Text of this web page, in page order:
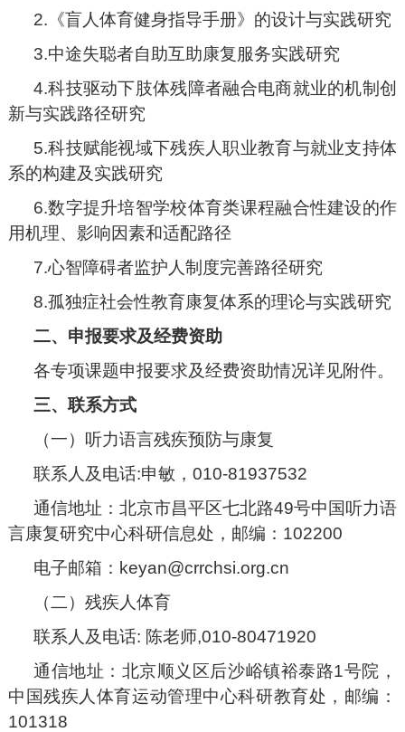
2.《盲人体育健身指导手册》的设计与实践研究
3.中途失聪者自助互助康复服务实践研究
4.科技驱动下肢体残障者融合电商就业的机制创
新与实践路径研究
5.科技赋能视域下残疾人职业教育与就业支持体
系的构建及实践研究
6.数字提升培智学校体育类课程融合性建设的作
用机理、影响因素和适配路径
7.心智障碍者监护人制度完善路径研究
8.孤独症社会性教育康复体系的理论与实践研究
二、申报要求及经费资助
各专项课题申报要求及经费资助情况详见附件。
三、联系方式
（一）听力语言残疾预防与康复
联系人及电话:申敏，010-81937532
通信地址：北京市昌平区七北路49号中国听力语
言康复研究中心科研信息处，邮编：102200
电子邮箱：keyan@crrchsi.org.cn
（二）残疾人体育
联系人及电话: 陈老师,010-80471920
通信地址：北京顺义区后沙峪镇裕泰路1号院，
中国残疾人体育运动管理中心科研教育处，邮编：
101318